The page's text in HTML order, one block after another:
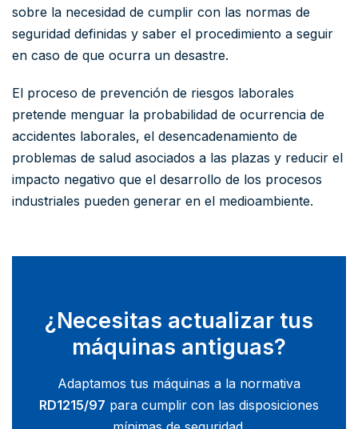
sobre la necesidad de cumplir con las normas de
seguridad definidas y saber el procedimiento a seguir
en caso de que ocurra un desastre.
El proceso de prevención de riesgos laborales
pretende menguar la probabilidad de ocurrencia de
accidentes laborales, el desencadenamiento de
problemas de salud asociados a las plazas y reducir el
impacto negativo que el desarrollo de los procesos
industriales pueden generar en el medioambiente.
¿Necesitas actualizar tus
máquinas antiguas?
Adaptamos tus máquinas a la normativa
RD1215/97 para cumplir con las disposiciones